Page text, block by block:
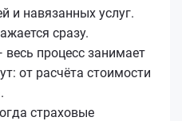
и навязанных услуг.
сразу.
процесс занимает
от расчёта стоимости
страховые